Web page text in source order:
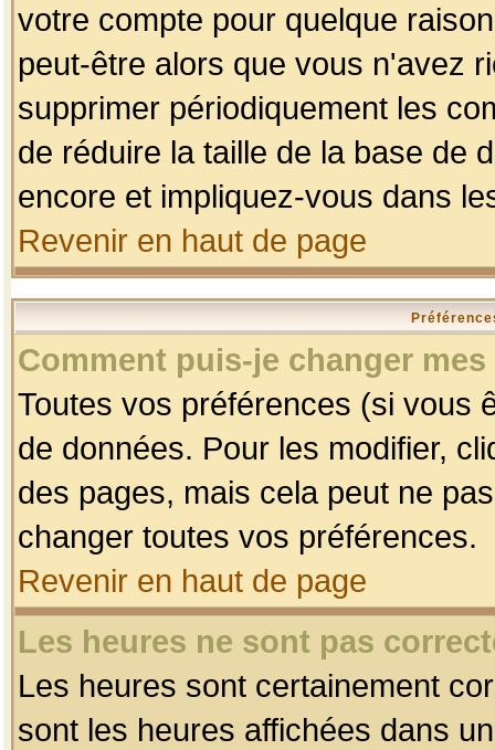
votre compte pour quelque
peut-être alors que vous n'avez
supprimer périodiquement les
de réduire la taille de la base de
encore et impliquez-vous dans
Revenir en haut de page
Comment puis-je changer
Toutes vos préférences (si vous
de données. Pour les modifier,
des pages, mais cela peut ne
changer toutes vos préférences.
Revenir en haut de page
Les heures ne sont pas
Les heures sont certainement
sont les heures affichées dans